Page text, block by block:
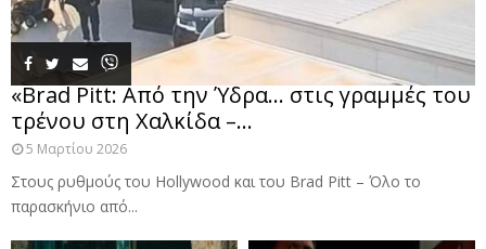
«Brad Pitt: Από την Ύδρα… στις γραμμές του
τρένου στη Χαλκίδα –...
5 Μαρτίου 2026
Στους ρυθμούς του Hollywood και του Brad Pitt – Όλο το
παρασκήνιο από...